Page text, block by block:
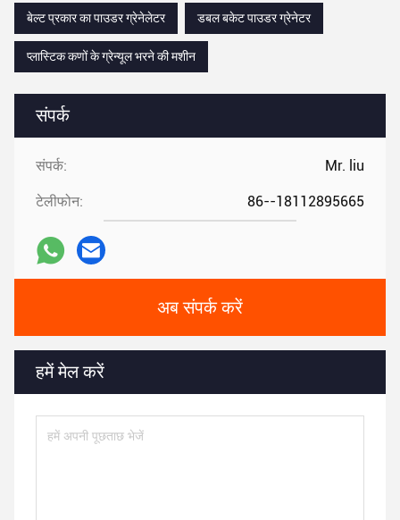
संपर्क
संपर्क: Mr. liu
टेलीफोन: 86--18112895665
अब संपर्क करें
हमें मेल करें
बेल्ट प्रकार का पाउडर ग्रेनेलेटर
डबल बकेट पाउडर ग्रेनेटर
प्लास्टिक कणों के ग्रेन्यूल भरने की मशीन